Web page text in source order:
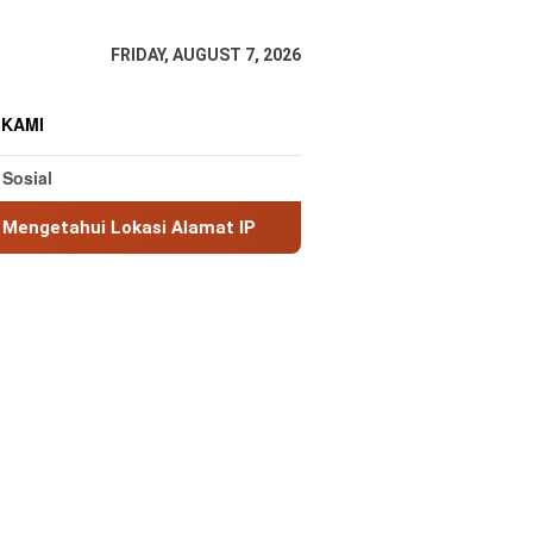
FRIDAY, AUGUST 7, 2026
Alamat IP MaxMind GeoLite: Database Geolokasi